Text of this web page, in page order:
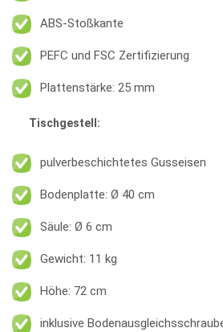
ABS-Stoßkante
PEFC und FSC Zertifizierung
Plattenstärke: 25 mm
Tischgestell:
pulverbeschichtetes Gusseisen
Bodenplatte: Ø 40 cm
Säule: Ø 6 cm
Gewicht: 11 kg
Höhe: 72 cm
inklusive